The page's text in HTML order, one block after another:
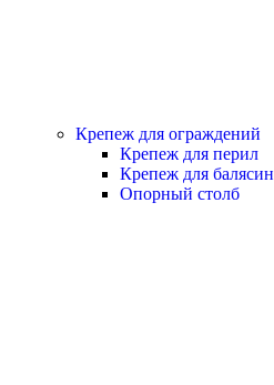
Крепеж для ограждений
Крепеж для перил
Крепеж для балясин
Опорный столб